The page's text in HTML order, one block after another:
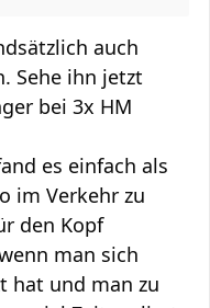
auch
Sehe ihn jetzt
bei 3x HM
es einfach als
im Verkehr zu
den Kopf
man sich
hat und man zu